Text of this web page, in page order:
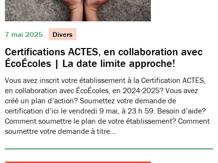
7 mai 2025 Divers
Certifications ACTES, en collaboration avec
ÉcoÉcoles | La date limite approche!
Vous avez inscrit votre établissement à la Certification ACTES,
en collaboration avec ÉcoÉcoles, en 2024-2025? Vous avez
créé un plan d’action? Soumettez votre demande de
certification d’ici le vendredi 9 mai, à 23 h 59. Besoin d’aide?
Comment soumettre le plan de votre établissement? Comment
soumettre votre demande à titre…